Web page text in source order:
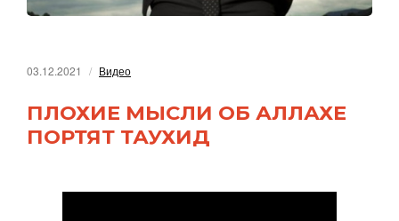
03.12.2021 Видео
ПЛОХИЕ МЫСЛИ ОБ АЛЛАХЕ
ПОРТЯТ ТАУХИД